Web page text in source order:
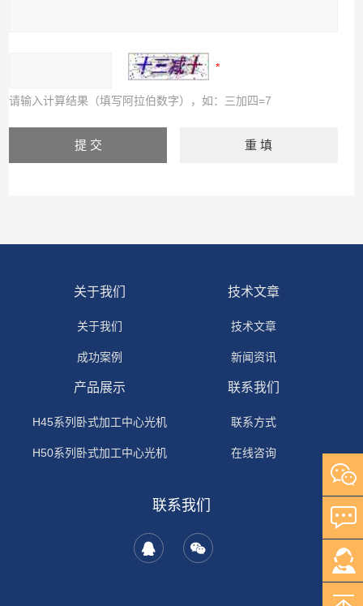
请输入计算结果（填写阿拉伯数字），如：三加四=7
关于我们
关于我们
成功案例
技术文章
技术文章
新闻资讯
产品展示
H45系列卧式加工中心光机
H50系列卧式加工中心光机
H80系列卧式加工中心光机
Q100系列卧式加工中心光机
联系我们
联系方式
在线咨询
联系我们